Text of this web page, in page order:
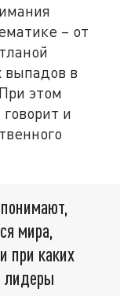
– от
выпадов в
этом
и
мира,
при каких
лидеры